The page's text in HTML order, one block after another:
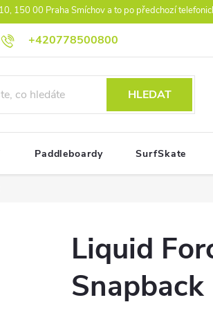
150 00 Praha Smíchov a to po předchozí
+420778500800
Driven Inovation Práva z vad reklamace
HLEDAT
Paddleboardy SurfSkate
Liquid